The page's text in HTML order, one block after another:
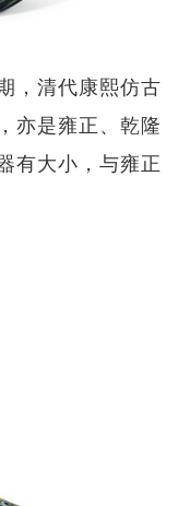
，清代康熙仿古
亦是雍正、乾隆
有大小，与雍正